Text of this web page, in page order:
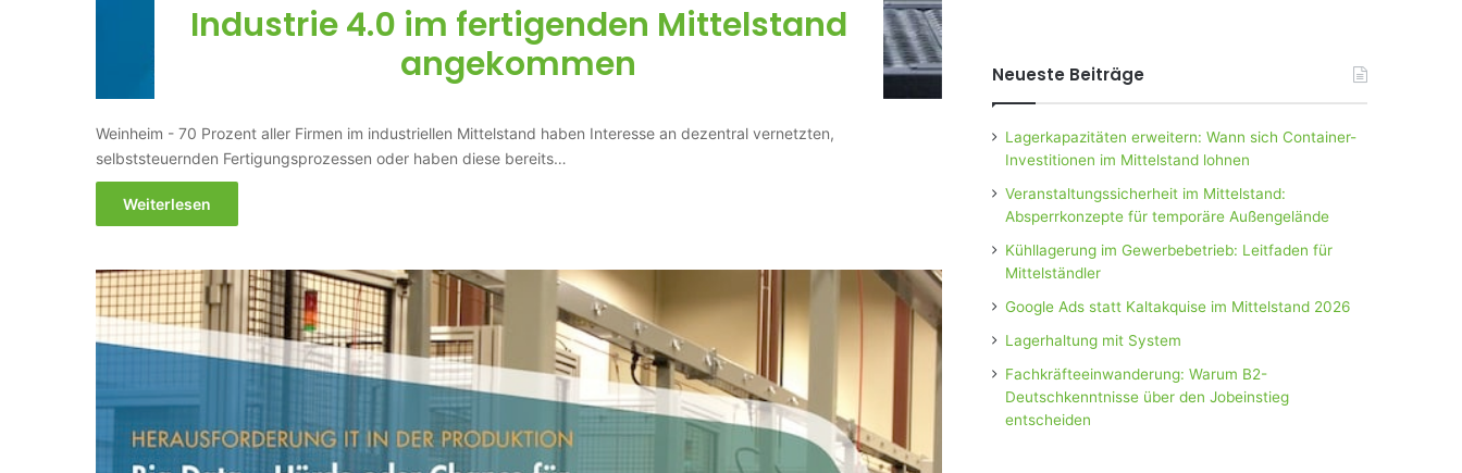
Industrie 4.0 im fertigenden Mittelstand
angekommen
Weinheim - 70 Prozent aller Firmen im industriellen Mittelstand haben Interesse an dezentral vernetzten,
selbststeuernden Fertigungsprozessen oder haben diese bereits…
Weiterlesen
Neueste Beiträge
Lagerkapazitäten erweitern: Wann sich Container-
Investitionen im Mittelstand lohnen
Veranstaltungssicherheit im Mittelstand:
Absperrkonzepte für temporäre Außengelände
Kühllagerung im Gewerbebetrieb: Leitfaden für
Mittelständler
Google Ads statt Kaltakquise im Mittelstand 2026
Lagerhaltung mit System
Fachkräfteeinwanderung: Warum B2-
Deutschkenntnisse über den Jobeinstieg
entscheiden